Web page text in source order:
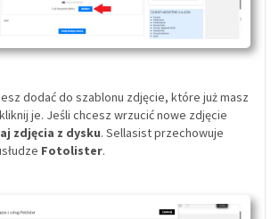
dodać do szablonu zdjęcie, które już masz
je. Jeśli chcesz wrzucić nowe zdjęcie
zdjęcia z dysku. Sellasist przechowuje
Fotolister.